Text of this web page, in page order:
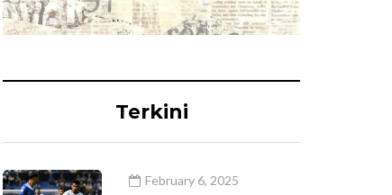
Terkini
February 6, 2025